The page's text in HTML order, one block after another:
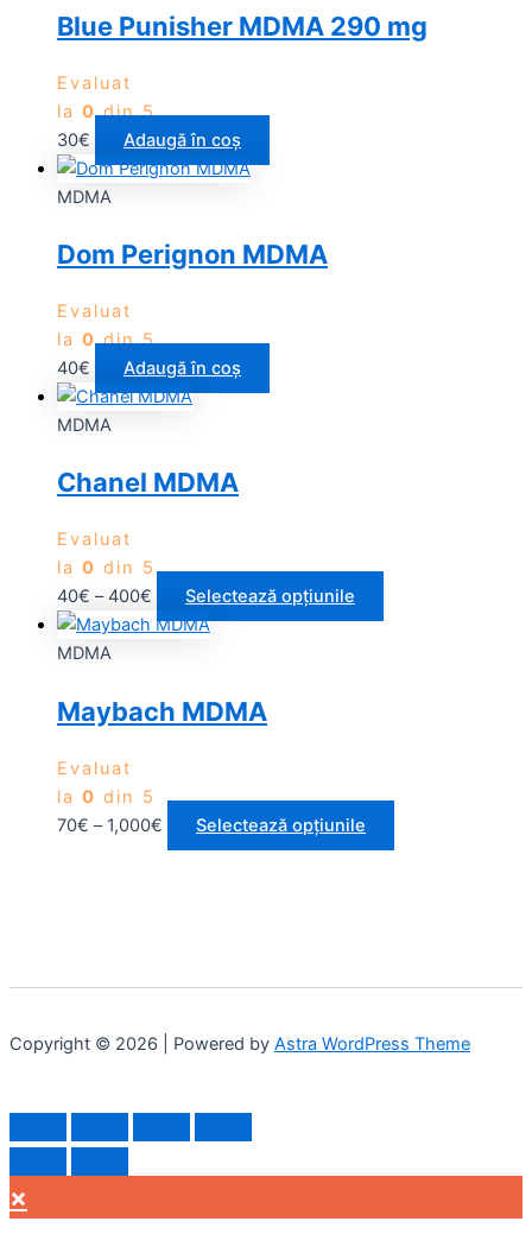
Blue Punisher MDMA 290 mg
Evaluat
la 0din 5
30€ Adaugă în coș
MDMA
Dom Perignon MDMA
Evaluat
la 0din 5
40€ Adaugă în coș
MDMA
Chanel MDMA
Evaluat
la 0 din 5
40€ – 400€ Selectează opțiunile
MDMA
Maybach MDMA
Evaluat
la 0 din 5
70€ – 1,000€ Selectează opțiunile
Copyright © 2026 | Powered by Astra WordPress Theme
×